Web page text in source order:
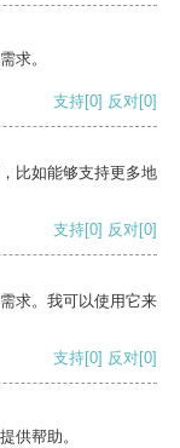
求。
支持[0] 反对[0]
比如能够支持更多地
支持[0] 反对[0]
求。我可以使用它来
支持[0] 反对[0]
供帮助。